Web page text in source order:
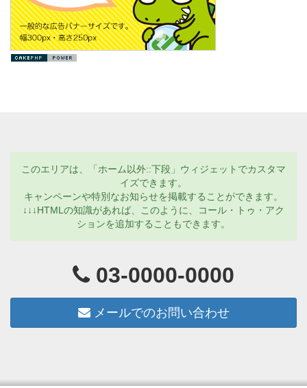
このエリアは、「ホーム以外::下段」ウィジェットでカスタマ
イズできます。
キャンペーンや特別なお知らせを掲載することができます。
↓↓↓HTMLの知識があれば、このように、コール・トゥ・アク
ションを追加することもできます。
03-0000-0000
メールでのお問い合わせ